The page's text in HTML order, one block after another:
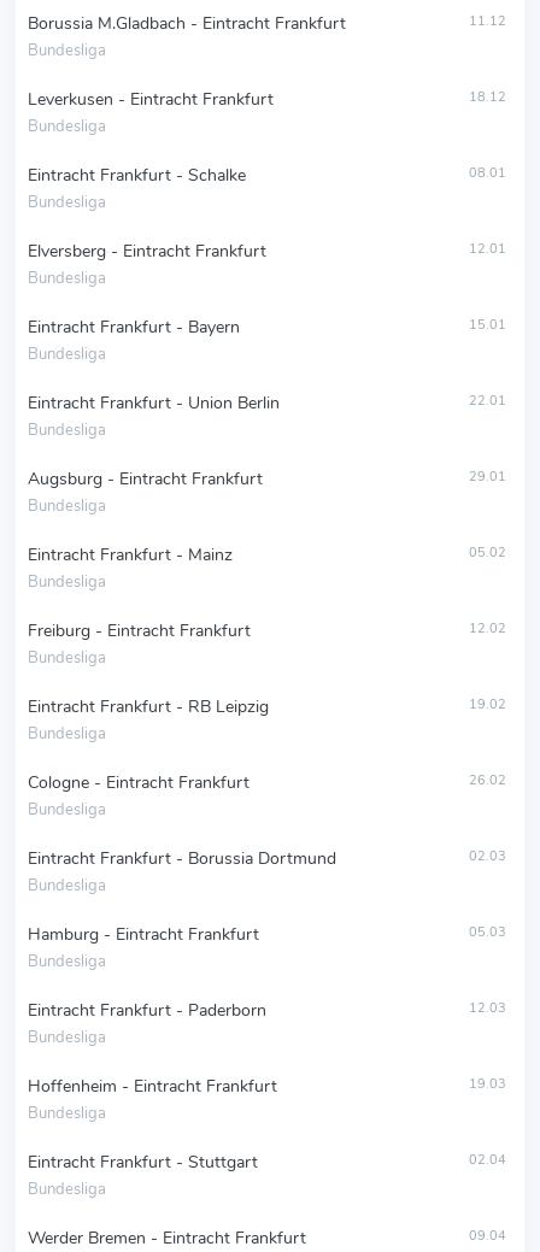
Borussia M.Gladbach - Eintracht Frankfurt
Bundesliga
11.12
Leverkusen - Eintracht Frankfurt
Bundesliga
18.12
Eintracht Frankfurt - Schalke
Bundesliga
08.01
Elversberg - Eintracht Frankfurt
Bundesliga
12.01
Eintracht Frankfurt - Bayern
Bundesliga
15.01
Eintracht Frankfurt - Union Berlin
Bundesliga
22.01
Augsburg - Eintracht Frankfurt
Bundesliga
29.01
Eintracht Frankfurt - Mainz
Bundesliga
05.02
Freiburg - Eintracht Frankfurt
Bundesliga
12.02
Eintracht Frankfurt - RB Leipzig
Bundesliga
19.02
Cologne - Eintracht Frankfurt
Bundesliga
26.02
Eintracht Frankfurt - Borussia Dortmund
Bundesliga
02.03
Hamburg - Eintracht Frankfurt
Bundesliga
05.03
Eintracht Frankfurt - Paderborn
Bundesliga
12.03
Hoffenheim - Eintracht Frankfurt
Bundesliga
19.03
Eintracht Frankfurt - Stuttgart
Bundesliga
02.04
Werder Bremen - Eintracht Frankfurt 09.04